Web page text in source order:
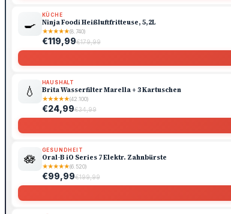
🍳
KÜCHE
Ninja Foodi Heißluftfritteuse, 5,2L
★★★★★(8.740)
€119,99€179,99
💧
HAUSHALT
Brita Wasserfilter Marella + 3 Kartuschen
★★★★★(42.100)
€24,99€34,99
🪷
GESUNDHEIT
Oral-B iO Series 7 Elektr. Zahnbürste
★★★★★(6.520)
€99,99€199,99